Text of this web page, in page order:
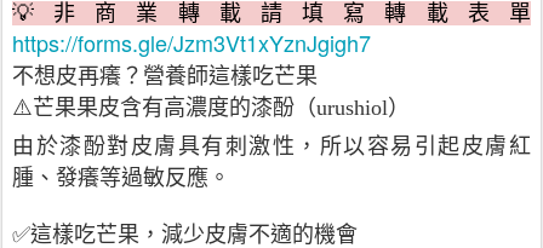
💡非商業轉載請填寫轉載表單
https://forms.gle/Jzm3Vt1xYznJgigh7
不想皮再癢？營養師這樣吃芒果
⚠️芒果果皮含有高濃度的漆酚（urushiol）
由於漆酚對皮膚具有刺激性，所以容易引起皮膚紅
腫、發癢等過敏反應。
✅這樣吃芒果，減少皮膚不適的機會